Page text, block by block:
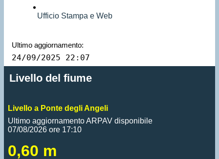
Ufficio Stampa e Web
Ultimo aggiornamento:
24/09/2025 22:07
Livello del fiume
Livello a Ponte degli Angeli
Ultimo aggiornamento ARPAV disponibile
07/08/2026 ore 17:10
0,60 m